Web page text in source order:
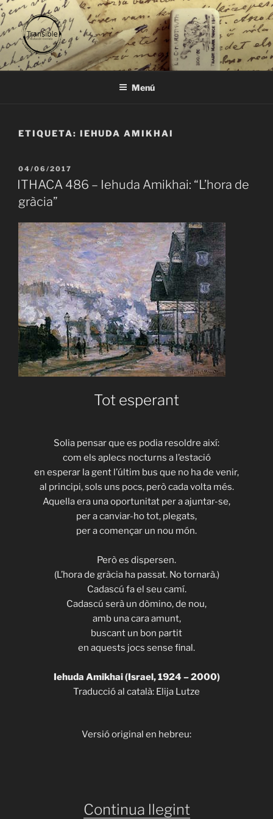
Vés
al
contingut
TRANSIBLE
traducció literària
Menú
ETIQUETA: IEHUDA AMIKHAI
PUBLICAT
A
04/06/2017
ITHACA 486 – Iehuda Amikhai: “L’hora de
gràcia”
Tot esperant
Solia pensar que es podia resoldre així:
com els aplecs nocturns a l’estació
en esperar la gent l’últim bus que no ha de venir,
al principi, sols uns pocs, però cada volta més.
Aquella era una oportunitat per a ajuntar-se,
per a canviar-ho tot, plegats,
per a començar un nou món.
Però es dispersen.
(L’hora de gràcia ha passat. No tornarà.)
Cadascú fa el seu camí.
Cadascú serà un dòmino, de nou,
amb una cara amunt,
buscant un bon partit
en aquests jocs sense final.
Iehuda Amikhai (Israel, 1924 – 2000)
Traducció al català: Elija Lutze
Versió original en hebreu:
Continua llegint«ITHACA